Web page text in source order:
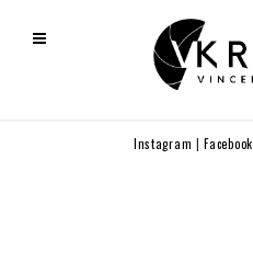
Instagram |Facebook